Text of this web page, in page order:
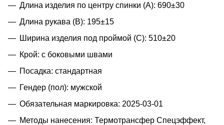
Длина изделия по центру спинки (A): 690±30
Длина рукава (B): 195±15
Ширина изделия под проймой (С): 510±20
Крой: с боковыми швами
Посадка: стандартная
Гендер (пол): мужской
Обязательная маркировка: 2025-03-01
Методы нанесения: Термотрансфер Спецэффект,